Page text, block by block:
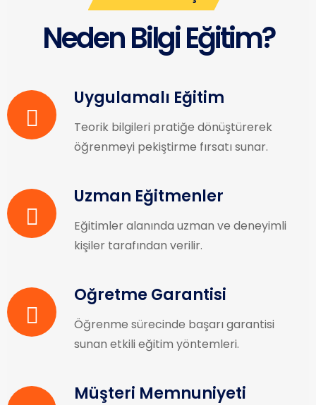
Neden Bilgi Eğitim?
Uygulamalı Eğitim
Teorik bilgileri pratiğe dönüştürerek
öğrenmeyi pekiştirme fırsatı sunar.
Uzman Eğitmenler
Eğitimler alanında uzman ve deneyimli
kişiler tarafından verilir.
Öğretme Garantisi
Öğrenme sürecinde başarı garantisi
sunan etkili eğitim yöntemleri.
Müşteri Memnuniyeti